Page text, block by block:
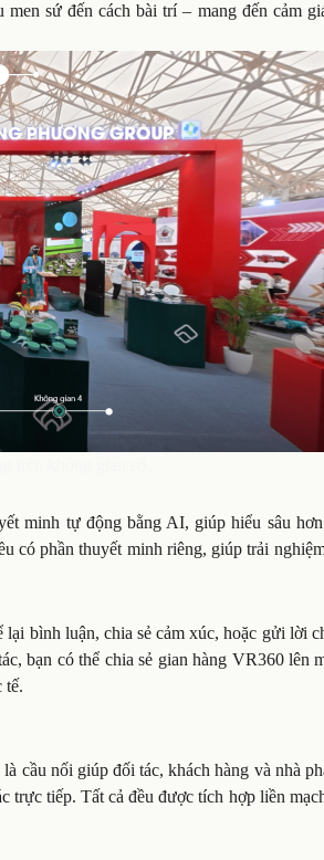
sứ đến cách bài trí – mang đến cảm
minh tự động bằng AI, giúp hiểu sâu
có phần thuyết minh riêng, giúp trải
bình luận, chia sẻ cảm xúc, hoặc gửi lời
bạn có thể chia sẻ gian hàng VR360 lên
tế.
cầu nối giúp đối tác, khách hàng và nhà
trực tiếp. Tất cả đều được tích hợp liền